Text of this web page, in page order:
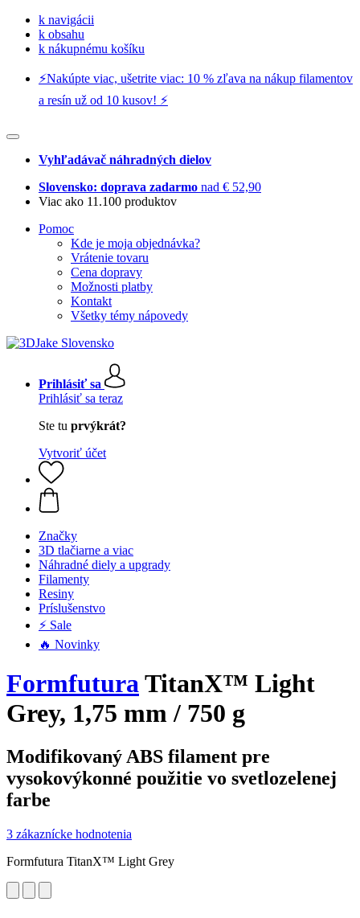
k navigácii
k obsahu
k nákupnému košíku
⚡️Nakúpte viac, ušetrite viac: 10 % zľava na nákup filamentov
a resín už od 10 kusov! ⚡️
Vyhľadávač náhradných dielov
Slovensko: doprava zadarmo nad € 52,90
Viac ako 11.100 produktov
Pomoc
Kde je moja objednávka?
Vrátenie tovaru
Cena dopravy
Možnosti platby
Kontakt
Všetky témy nápovedy
Prihlásiť sa
Prihlásiť sa teraz
Ste tu prvýkrát?
Vytvoriť účet
Značky
3D tlačiarne a viac
Náhradné diely a upgrady
Filamenty
Resiny
Príslušenstvo
⚡ Sale
🔥 Novinky
FormfuturaTitanX™ Light
Grey, 1,75 mm / 750 g
Modifikovaný ABS filament pre
vysokovýkonné použitie vo svetlozelenej
farbe
3 zákaznícke hodnotenia
Formfutura TitanX™ Light Grey